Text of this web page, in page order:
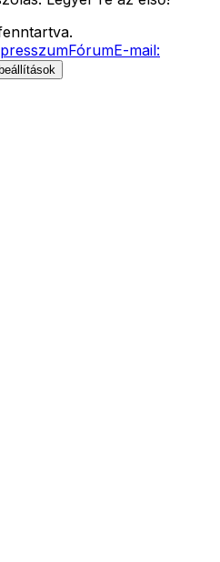
FórumE-mail: